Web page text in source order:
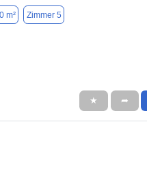
m² Zimmer 5
★ ➦